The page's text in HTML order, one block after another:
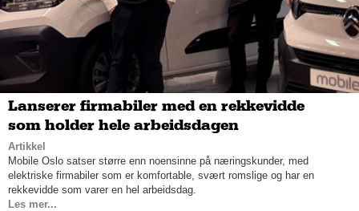
Lanserer firmabiler med en rekkevidde
som holder hele arbeidsdagen
Artikkel
Mobile Oslo satser større enn noensinne på næringskunder, med
elektriske firmabiler som er komfortable, svært romslige og har en
rekkevidde som varer en hel arbeidsdag.
Les mer...